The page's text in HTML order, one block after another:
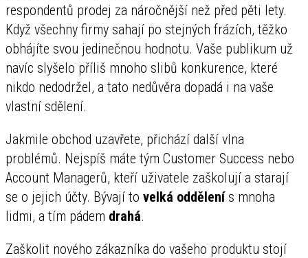
respondentů prodej za náročnější než před pěti lety.
Když všechny firmy sahají po stejných frázích, těžko
obhájíte svou jedinečnou hodnotu. Vaše publikum už
navíc slyšelo příliš mnoho slibů konkurence, které
nikdo nedodržel, a tato nedůvěra dopadá i na vaše
vlastní sdělení.
Jakmile obchod uzavřete, přichází další vlna
problémů. Nejspíš máte tým Customer Success nebo
Account Managerů, kteří uživatele zaškolují a starají
se o jejich účty. Bývají to velká oddělenís mnoha
lidmi, a tím pádem drahá.
Zaškolit nového zákazníka do vašeho produktu stojí